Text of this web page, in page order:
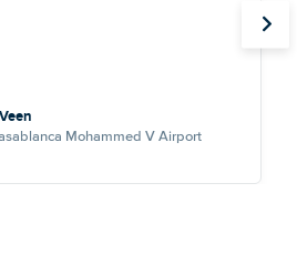
Mohammed V Airport